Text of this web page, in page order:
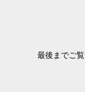
最後までご